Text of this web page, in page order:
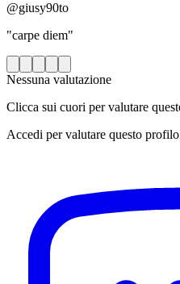
@giusy90to
"carpe diem"
Nessuna valutazione
Clicca sui cuori per valutare
Accedi per valutare questo profilo